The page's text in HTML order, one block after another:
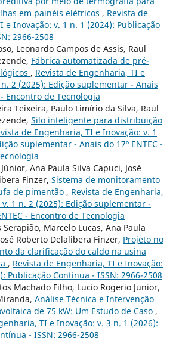
em painéis elétricos , Revista de
e Inovação: v. 1 n. 1 (2024): Publicação
2966-2508
Leonardo Campos de Assis, Raul
Fábrica automatizada de pré-
, Revista de Engenharia, TI e
2 (2025): Edição suplementar - Anais
- Encontro de Tecnologia
Teixeira, Paulo Limírio da Silva, Raul
Silo inteligente para distribuição
de Engenharia, TI e Inovação: v. 1
suplementar - Anais do 17º ENTEC -
Ana Paula Silva Capuci, José
Finzer, Sistema de monitoramento
de pimentão , Revista de Engenharia,
1 n. 2 (2025): Edição suplementar -
- Encontro de Tecnologia
Serapião, Marcelo Lucas, Ana Paula
Roberto Delalibera Finzer, Projeto no
da clarificação do caldo na usina
, Revista de Engenharia, TI e Inovação:
Publicação Contínua - ISSN: 2966-2508
Machado Filho, Lucio Rogerio Junior,
Análise Técnica e Intervenção
de 75 kW: Um Estudo de Caso ,
TI e Inovação: v. 3 n. 1 (2026):
- ISSN: 2966-2508